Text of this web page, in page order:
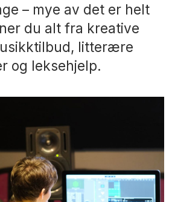
– mye av det er helt
du alt fra kreative
litterære
og leksehjelp.